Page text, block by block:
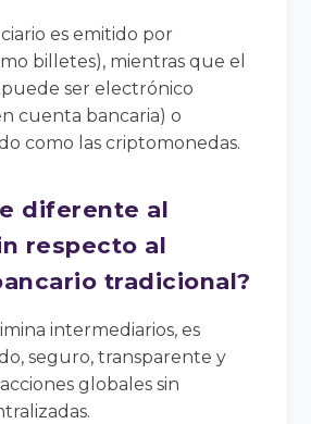
es emitido por
billetes), mientras que el
ser electrónico
cuenta bancaria) o
como las criptomonedas.
diferente al
respecto al
tradicional?
intermediarios, es
seguro, transparente y
globales sin